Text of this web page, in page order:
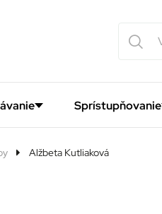
Sprístupňovanie
Alžbeta Kutliaková